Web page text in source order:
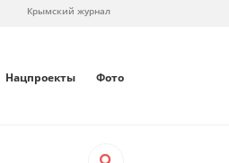
Крымский журнал
Нацпроекты Фото